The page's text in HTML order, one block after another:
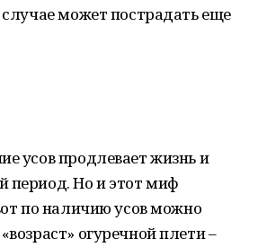
может пострадать еще
усов продлевает жизнь и
период. Но и этот миф
по наличию усов можно
огуречной плети –